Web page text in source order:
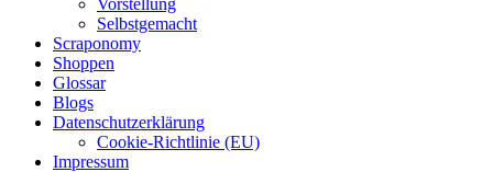
Vorstellung
Selbstgemacht
Scraponomy
Shoppen
Glossar
Blogs
Datenschutzerklärung
Cookie-Richtlinie (EU)
Impressum